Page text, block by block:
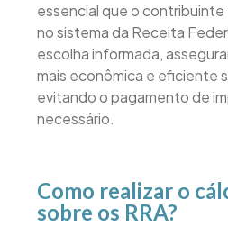
essencial que o
no sistema da Receita
escolha informada,
mais econômica e eficiente
evitando o pagamento de
necessário.
Como realizar o
sobre os RRA?